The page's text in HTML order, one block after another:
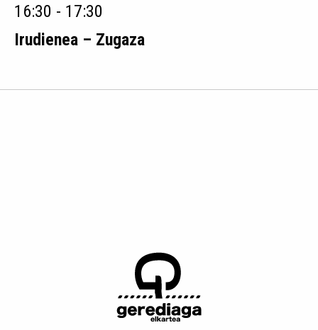
16:30 - 17:30
Irudienea – Zugaza